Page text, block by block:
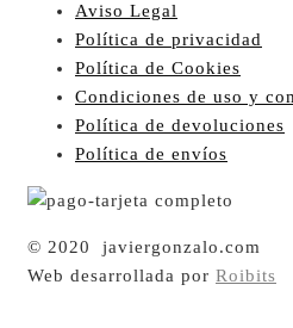
Aviso Legal
Política de privacidad
Política de Cookies
Condiciones de uso y
Política de devoluciones
Política de envíos
© 2020 javiergonzalo.com
Web desarrollada por Roibits